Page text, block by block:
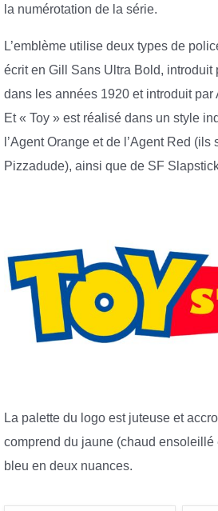
la numérotation de la série.
L’emblème utilise deux types de
écrit en Gill Sans Ultra Bold, introduit
dans les années 1920 et introduit par
Et « Toy » est réalisé dans un style
l’Agent Orange et de l’Agent Red
Pizzadude), ainsi que de SF
La palette du logo est juteuse et
comprend du jaune (chaud ensoleillé
bleu en deux nuances.